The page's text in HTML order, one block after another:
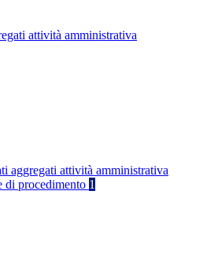
attività amministrativa
aggregati attività amministrativa
di procedimento 1